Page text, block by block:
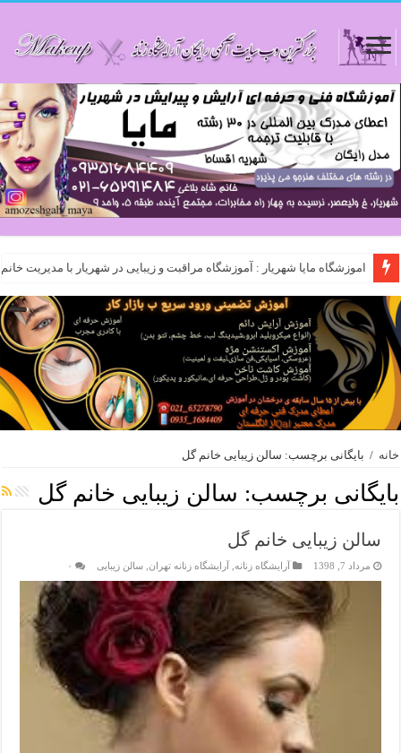
اموزشگاه مایا شهریار : آموزشگاه مراقبت و زیبایی در شهریار با مدیریت خانم
خانه / بایگانی برچسب: سالن زیبایی خانم گل
بایگانی برچسب: سالن زیبایی خانم گل
سالن زیبایی خانم گل
مرداد 7, 1398 آرایشگاه زنانه ,آرایشگاه زنانه تهران ,سالن زیبایی ۰